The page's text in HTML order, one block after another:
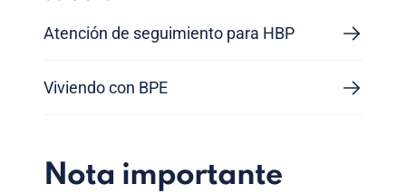
Atención de seguimiento para HBP
Viviendo con BPE
Nota importante